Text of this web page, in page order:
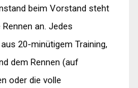
beim Vorstand steht
an. Jedes
20-minütigem Training,
dem Rennen (auf
oder die volle